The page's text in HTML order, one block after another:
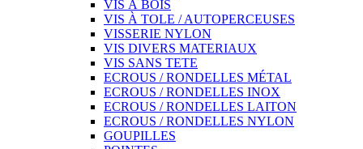
VIS À BOIS
VIS À TOLE / AUTOPERCEUSES
VISSERIE NYLON
VIS DIVERS MATERIAUX
VIS SANS TETE
ECROUS / RONDELLES MÉTAL
ECROUS / RONDELLES INOX
ECROUS / RONDELLES LAITON
ECROUS / RONDELLES NYLON
GOUPILLES